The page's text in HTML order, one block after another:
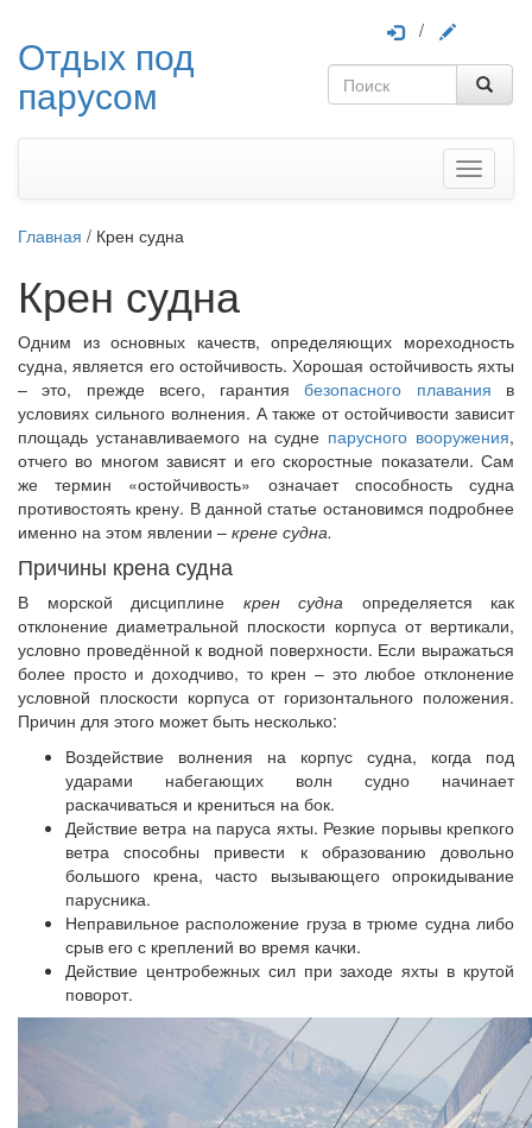
Отдых под
парусом
/
Меню
Главная / Крен судна
Крен судна
Одним из основных качеств, определяющих мореходность
судна, является его остойчивость. Хорошая остойчивость яхты
– это, прежде всего, гарантиябезопасного плавания в
условиях сильного волнения. А также от остойчивости зависит
площадь устанавливаемого на судне парусного вооружения,
отчего во многом зависят и его скоростные показатели. Сам
же термин «остойчивость» означает способность судна
противостоять крену. В данной статье остановимся подробнее
именно на этом явлении – крене судна.
Причины крена судна
В морской дисциплине крен судна определяется как
отклонение диаметральной плоскости корпуса от вертикали,
условно проведённой к водной поверхности. Если выражаться
более просто и доходчиво, то крен – это любое отклонение
условной плоскости корпуса от горизонтального положения.
Причин для этого может быть несколько:
Воздействие волнения на корпус судна, когда под
ударами набегающих волн судно начинает
раскачиваться и крениться на бок.
Действие ветра на паруса яхты. Резкие порывы крепкого
ветра способны привести к образованию довольно
большого крена, часто вызывающего опрокидывание
парусника.
Неправильное расположение груза в трюме судна либо
срыв его с креплений во время качки.
Действие центробежных сил при заходе яхты в крутой
поворот.